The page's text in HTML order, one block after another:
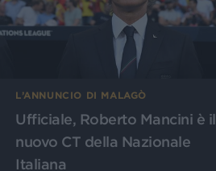
L’ANNUNCIO DI MALAGÒ
Ufficiale, Roberto Mancini è il
nuovo CT della Nazionale
Italiana